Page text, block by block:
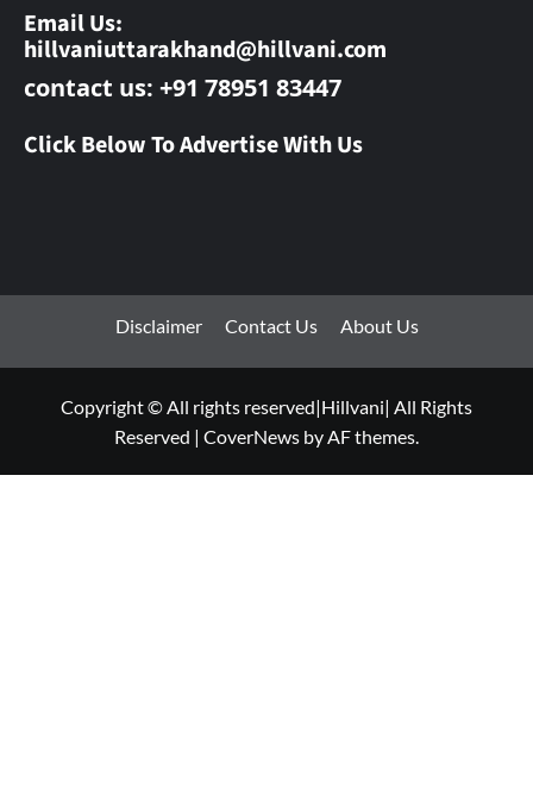
Email Us:
hillvaniuttarakhand@hillvani.com
contact us: +91 78951 83447
Click Below To Advertise With Us
Disclaimer Contact Us About Us
Copyright © All rights reserved|Hillvani| All Rights
Reserved | CoverNews by AF themes.